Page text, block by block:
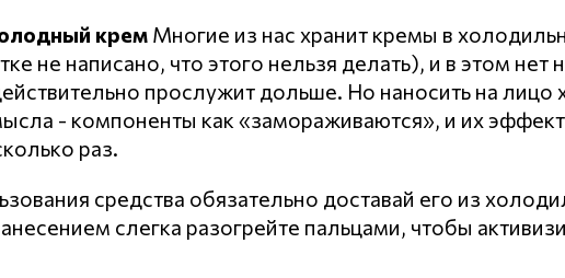
крем Многие из нас хранит кремы в
не написано, что этого нельзя делать), и в этом нет
прослужит дольше. Но наносить на
- компоненты как «замораживаются», и их
раз.
средства обязательно доставай его из
слегка разогрейте пальцами, чтобы